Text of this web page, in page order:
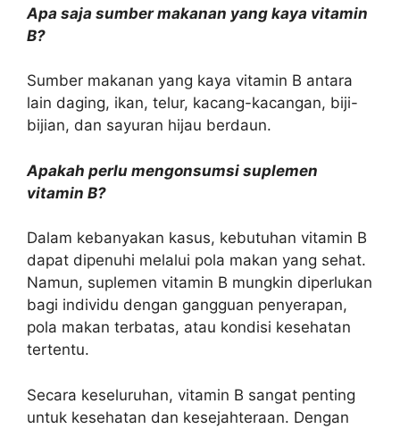
Apa saja sumber makanan yang kaya vitamin
B?
Sumber makanan yang kaya vitamin B antara
lain daging, ikan, telur, kacang-kacangan, biji-
bijian, dan sayuran hijau berdaun.
Apakah perlu mengonsumsi suplemen
vitamin B?
Dalam kebanyakan kasus, kebutuhan vitamin B
dapat dipenuhi melalui pola makan yang sehat.
Namun, suplemen vitamin B mungkin diperlukan
bagi individu dengan gangguan penyerapan,
pola makan terbatas, atau kondisi kesehatan
tertentu.
Secara keseluruhan, vitamin B sangat penting
untuk kesehatan dan kesejahteraan. Dengan